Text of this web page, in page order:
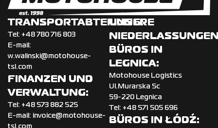
TRANSPORTABTEILUNG:
Tel: +‌48 780 716 803
E-mail:
w.walinski@motohouse-
tsl.com
FINANZEN UND
VERWALTUNG:
Tel: +48 573 882 525
E-mail: invoice@motohouse-
tsl.com
UNSERE
BÜROS IN
LEGNICA:
Motohouse Logistics
Ul.Murarska 5c
59-220 Legnica
Tel: +48 571 505 696
BÜROS IN ŁÓDŹ: